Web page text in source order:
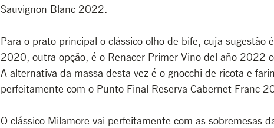
Sauvignon Blanc 2022.
Para o prato principal o clássico olho de bife, cuja sugestão
2020, outra opção, é o Renacer Primer Vino del año 2022
A alternativa da massa desta vez é o gnocchi de ricota e
perfeitamente com o Punto Final Reserva Cabernet Franc
O clássico Milamore vai perfeitamente com as sobremesas